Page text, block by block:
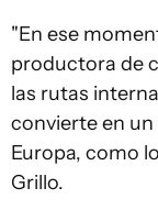
"En ese
productora de
las rutas
convierte en
Europa, como
Grillo.